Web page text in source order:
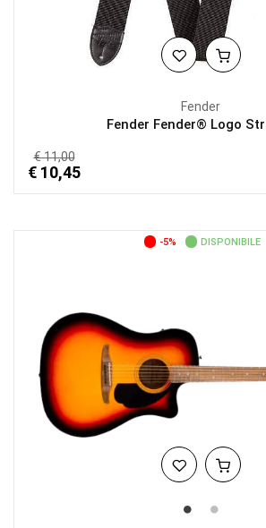
Fender
Fender Fender® Logo
€ 11,00
€ 10,45
-5% DISPONIBILE